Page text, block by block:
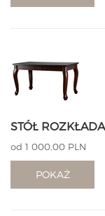
STÓŁ
od 1 000,00 PLN
POKAŻ